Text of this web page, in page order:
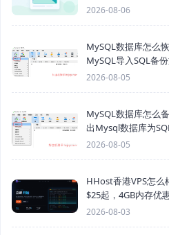
2026-08-06
MySQL数据库怎么
MySQL导入SQL备
2026-08-05
MySQL数据库怎么
出Mysql数据库为
2026-08-05
HHost香港VPS怎么
$25起，4GB内存优
2026-08-03